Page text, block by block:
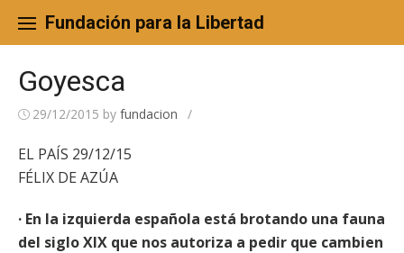
content
Fundación para la Libertad
Goyesca
29/12/2015 by fundacion /
EL PAÍS 29/12/15
FÉLIX DE AZÚA
· En la izquierda española está brotando una fauna
del siglo XIX que nos autoriza a pedir que cambien